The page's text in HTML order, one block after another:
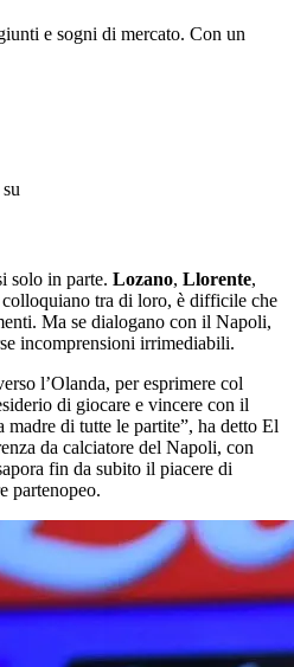
e sogni di mercato. Con un
solo in parte. Lozano, Llorente,
colloquiano tra di loro, è difficile che
Ma se dialogano con il Napoli,
incomprensioni irrimediabili.
l’Olanda, per esprimere col
di giocare e vincere con il
di tutte le partite”, ha detto El
da calciatore del Napoli, con
fin da subito il piacere di
partenopeo.